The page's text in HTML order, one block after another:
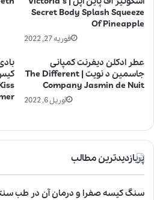
Secret Body Splash Squeeze
Of Pineapple
فوریه 27, 2022
عطر ادکلن دیفرنت کمپانی
جاسمین د نویت | The Different
Company Jasmin de Nuit
آوریل 6, 2022
پربازدیدترین مطالب
سنگ کیسه صفرا و درمان آن در طب